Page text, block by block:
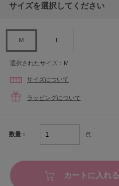
サイズを選択してください
M L
選択されたサイズ：M
サイズについて
ラッピングについて
数量： 点
カートに入れる